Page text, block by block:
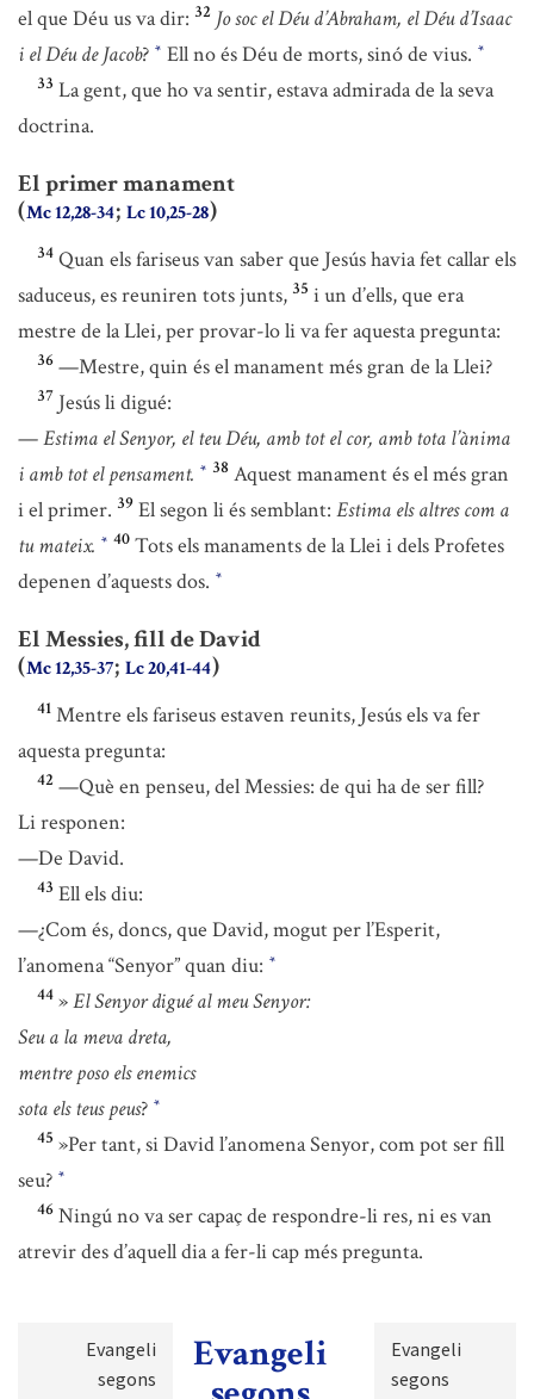
el que Déu us va dir: 32 Jo soc el Déu d’Abraham, el Déu d’Isaac
i el Déu de Jacob? * Ell no és Déu de morts, sinó de vius. *
33 La gent, que ho va sentir, estava admirada de la seva
doctrina.
El primer manament
(Mc 12,28-34; Lc 10,25-28)
34 Quan els fariseus van saber que Jesús havia fet callar els
saduceus, es reuniren tots junts, 35 i un d’ells, que era
mestre de la Llei, per provar-lo li va fer aquesta pregunta:
36 —Mestre, quin és el manament més gran de la Llei?
37 Jesús li digué:
—Estima el Senyor, el teu Déu, amb tot el cor, amb tota l’ànima
i amb tot el pensament. * 38 Aquest manament és el més gran
i el primer. 39 El segon li és semblant: Estima els altres com a
tu mateix. * 40 Tots els manaments de la Llei i dels Profetes
depenen d’aquests dos. *
El Messies, fill de David
(Mc 12,35-37; Lc 20,41-44)
41 Mentre els fariseus estaven reunits, Jesús els va fer
aquesta pregunta:
42 —Què en penseu, del Messies: de qui ha de ser fill?
Li responen:
—De David.
43 Ell els diu:
—¿Com és, doncs, que David, mogut per l’Esperit,
l’anomena “Senyor” quan diu: *
44 »El Senyor digué al meu Senyor:
Seu a la meva dreta,
mentre poso els enemics
sota els teus peus? *
45 »Per tant, si David l’anomena Senyor, com pot ser fill
seu? *
46 Ningú no va ser capaç de respondre-li res, ni es van
atrevir des d’aquell dia a fer-li cap més pregunta.
Evangeli
segons
Evangeli
Evangeli
segons